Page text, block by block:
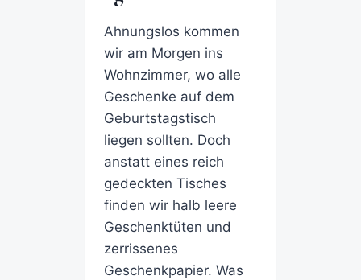
Ahnungslos kommen
wir am Morgen ins
Wohnzimmer, wo alle
Geschenke auf dem
Geburtstagstisch
liegen sollten. Doch
anstatt eines reich
gedeckten Tisches
finden wir halb leere
Geschenktüten und
zerrissenes
Geschenkpapier. Was